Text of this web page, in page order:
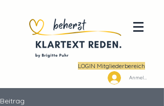
LOGIN Mitgliederbereich
Anmelden
Beitrag